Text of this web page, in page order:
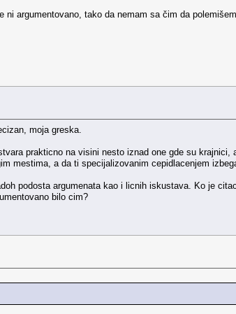
argumentovano, tako da nemam sa čim da
moja greska.
prakticno na visini nesto iznad one gde su krajnici,
mestima, a da ti specijalizovanim cepidlacenjem
podosta argumenata kao i licnih iskustava. Ko je
bilo cim?